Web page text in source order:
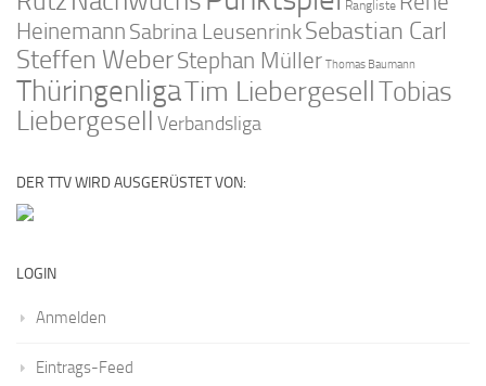
Rangliste
Heinemann Sabrina LeusenrinkSebastian Carl
Steffen WeberStephan Müller Thomas Baumann
ThüringenligaTim LiebergesellTobias
Liebergesell Verbandsliga
DER TTV WIRD AUSGERÜSTET VON:
LOGIN
Anmelden
Eintrags-Feed